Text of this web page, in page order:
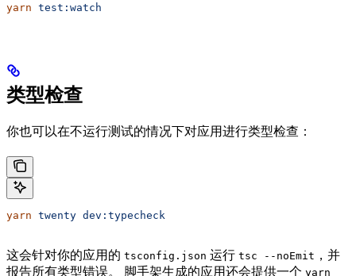
yarn test:watch
类型检查
你也可以在不运行测试的情况下对应用进行类型检查：
yarn twenty dev:typecheck
这会针对你的应用的 tsconfig.json 运行 tsc --noEmit ，并
报告所有类型错误。 脚手架生成的应用还会提供一个 yarn